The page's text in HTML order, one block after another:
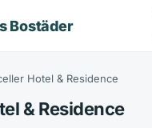
Bostäder
Hotel & Residence
& Residence